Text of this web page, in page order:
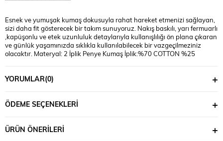
Esnek ve yumuşak kumaş dokusuyla rahat hareket etmenizi sağlayan,
sizi daha fit gösterecek bir takım sunuyoruz. Nakış baskılı, yarı fermuarlı
,kapüşonlu ve etek uzunluluk detaylarıyla kullanışlılığı ön plana çıkaran
ve günlük yaşamınızda sıklıkla kullanılabilecek bir vazgeçilmeziniz
olacaktır. Materyal: 2 İplik Penye Kumaş İplik:%70 COTTON %25
güvencesi altındadır.*
YORUMLAR(0)
ÖDEME SEÇENEKLERI
ÜRÜN ÖNERILERI